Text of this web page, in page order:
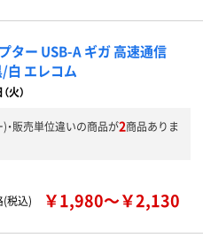
ター USB-A ギガ 高速通信
白 エレコム
火）
・販売単位違いの商品が2商品ありま
(税込)
￥1,980～￥2,130